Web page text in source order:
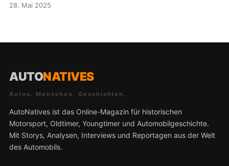
28. Mai 2025
AUTONATIVES
Autos. Menschen. Geschichten.
AutoNatives ist das Online-Magazin für historischen
Motorsport, Oldtimer, Youngtimer und Automobilgeschichte.
Mit Storys, Analysen, Interviews und Reportagen aus der Welt
des Automobils.